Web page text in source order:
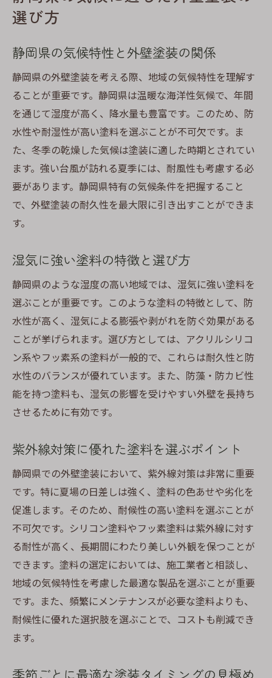
選び方
静岡県の気候特性と外壁塗装の関係
静岡県の外壁塗装を考える際、地域の気候特性を理解す
ることが重要です。静岡県は温暖な海洋性気候で、年間
を通じて湿度が高く、降水量も豊富です。このため、防
水性や耐湿性が高い塗料を選ぶことが不可欠です。ま
た、冬季の乾燥した気候は塗装に適した時期とされてい
ます。強い台風が訪れる夏季には、耐風性も考慮する必
要があります。静岡県特有の気候条件を把握すること
で、外壁塗装の耐久性を最大限に引き出すことができま
す。
湿気に強い塗料の特徴と選び方
静岡県のような湿度の高い地域では、湿気に強い塗料を
選ぶことが重要です。このような塗料の特徴として、防
水性が高く、湿気による膨張や剥がれを防ぐ効果がある
ことが挙げられます。選び方としては、アクリルシリコ
ン系やフッ素系の塗料が一般的で、これらは耐久性と防
水性のバランスが優れています。また、防藻・防カビ性
能を持つ塗料も、湿気の影響を受けやすい外壁を長持ち
させるために有効です。
紫外線対策に優れた塗料を選ぶポイント
静岡県での外壁塗装において、紫外線対策は非常に重要
です。特に夏場の日差しは強く、塗料の色あせや劣化を
促進します。そのため、耐候性の高い塗料を選ぶことが
不可欠です。シリコン塗料やフッ素塗料は紫外線に対す
る耐性が高く、長期間にわたり美しい外観を保つことが
できます。塗料の選定においては、施工業者と相談し、
地域の気候特性を考慮した最適な製品を選ぶことが重要
です。また、頻繁にメンテナンスが必要な塗料よりも、
耐候性に優れた選択肢を選ぶことで、コストも削減でき
ます。
季節ごとに最適な塗装タイミングの見極め